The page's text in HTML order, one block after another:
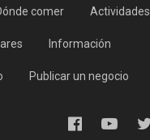
comer Actividades
Información
Publicar un negocio